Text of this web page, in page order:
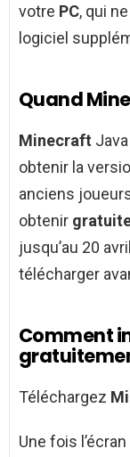
votre PC, qui
logiciel
Quand
Minecraft
obtenir la
anciens
obtenir
jusqu’au 20
télécharger
Comment
Téléchargez
Une fois